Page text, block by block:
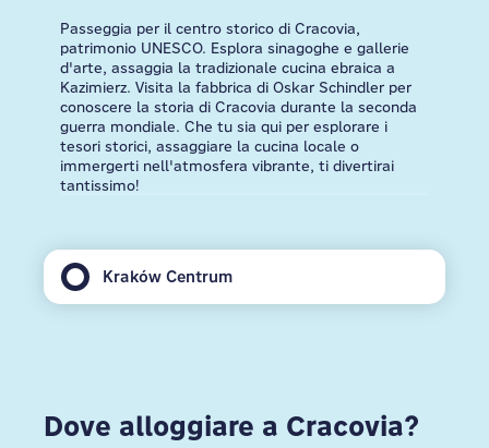
Passeggia per il centro storico di Cracovia,
patrimonio UNESCO. Esplora sinagoghe e gallerie
d'arte, assaggia la tradizionale cucina ebraica a
Kazimierz. Visita la fabbrica di Oskar Schindler per
conoscere la storia di Cracovia durante la seconda
guerra mondiale. Che tu sia qui per esplorare i
tesori storici, assaggiare la cucina locale o
immergerti nell'atmosfera vibrante, ti divertirai
tantissimo!
Kraków Centrum
Dove alloggiare a Cracovia?